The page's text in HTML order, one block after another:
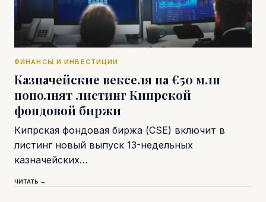
ФИНАНСЫ И ИНВЕСТИЦИИ
Казначейские векселя на €50 млн
пополнят листинг Кипрской
фондовой биржи
Кипрская фондовая биржа (CSE) включит в
листинг новый выпуск 13-недельных
казначейских…
ЧИТАТЬ →